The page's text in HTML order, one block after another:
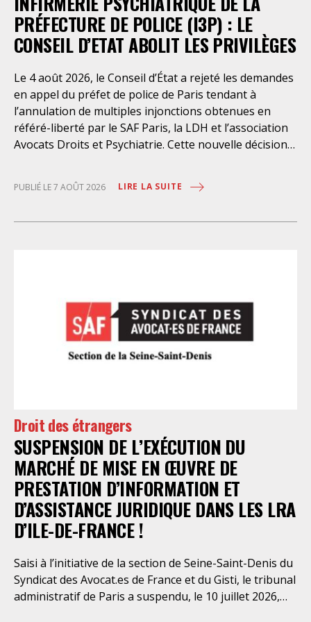
PRÉFECTURE DE POLICE (I3P) : LE
CONSEIL D’ETAT ABOLIT LES PRIVILÈGES
Le 4 août 2026, le Conseil d’État a rejeté les demandes
en appel du préfet de police de Paris tendant à
l’annulation de multiples injonctions obtenues en
référé-liberté par le SAF Paris, la LDH et l’association
Avocats Droits et Psychiatrie. Cette nouvelle décision
personnes retenues à l’infirmerie psychiatrique de la
préfecture de police de Paris. Près d’ici mais loin des
en évidence des violations graves des droits les plus
élémentaires. Saisi par le SAF Paris et la LDH, avec
l’intervention volontaire de l’association Avocats
Droits et Psychiatrie, le tribunal administratif de Paris
Paris en avait interjeté appel. Par ordonnance du 4
août dernier, le Conseil d’Etat a aboli les privilèges
dont l’infirmerie psychiatrique de la préfecture de
police a depuis trop longtemps
PUBLIÉ LE 7 AOÛT 2026 LIRE LA SUITE
Droit des étrangers
SUSPENSION DE L’EXÉCUTION DU
MARCHÉ DE MISE EN ŒUVRE DE
PRESTATION D’INFORMATION ET
D’ASSISTANCE JURIDIQUE DANS LES LRA
D’ILE-DE-FRANCE !
Saisi à l’initiative de la section de Seine-Saint-Denis du
Syndicat des Avocat.es de France et du Gisti, le tribunal
administratif de Paris a suspendu, le 10 juillet 2026,